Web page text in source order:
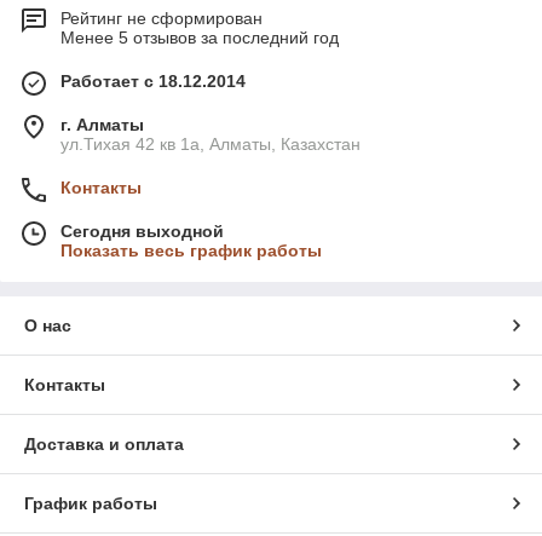
Рейтинг не сформирован
Менее 5 отзывов за последний год
Работает с 18.12.2014
г. Алматы
ул.Тихая 42 кв 1a, Алматы, Казахстан
Контакты
Сегодня выходной
Показать весь график работы
О нас
Контакты
Доставка и оплата
График работы